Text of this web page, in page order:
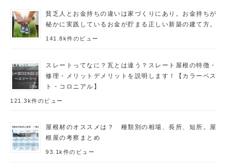
貧乏人とお金持ちの違いは家づくりにあり。お金持ちが
秘かに実践しているお金が貯まる正しい新築の建て方。
141.8k件のビュー
スレートってなに？瓦とは違う？スレート屋根の特徴・
修理・メリットデメリットを説明します！【カラーベス
ト・コロニアル】
121.3k件のビュー
屋根材のオススメは？ 種類別の相場、長所、短所。屋
根屋の考察まとめ
93.1k件のビュー